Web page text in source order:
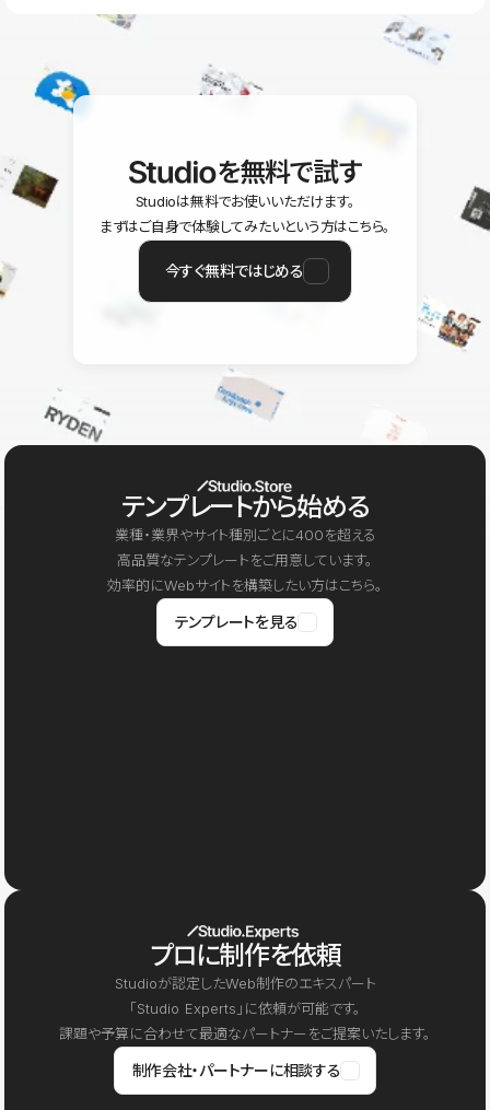
ユーザー同士で質問・相談できるコミュニティもご利用ください。
を無料で試す
Studioは無料でお使いいただけます。
まずはご自身で体験してみたいという方はこちら。
今すぐ無料ではじめる
テンプレートから始める
業種・業界やサイト種別ごとに400を超える
高品質なテンプレートをご用意しています。
効率的にWebサイトを構築したい方はこちら。
テンプレートを見る
プロに制作を依頼
Studioが認定したWeb制作のエキスパート
「Studio Experts」に依頼が可能です。
課題や予算に合わせて最適なパートナーをご提案いたします。
制作会社・パートナーに相談する